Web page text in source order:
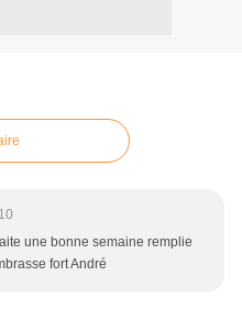
une bonne semaine remplie
fort André